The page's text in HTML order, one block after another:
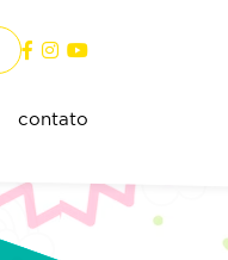
contato